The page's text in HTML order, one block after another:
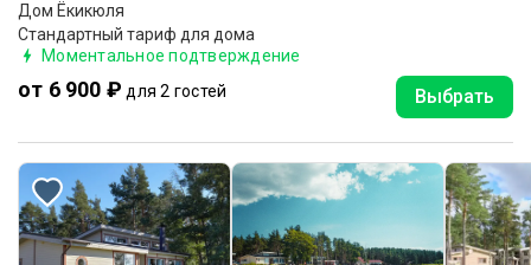
Дом Ёкикюля
Стандартный тариф для дома
Моментальное подтверждение
от 6 900 ₽ для 2 гостей Выбрать